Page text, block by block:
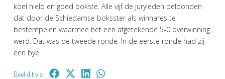
koel hield en goed bokste. Alle vijf de juryleden beloonden
dat door de Schiedamse boksster als winnares te
bestempelen waarmee het een afgetekende 5-0 overwinning
werd. Dat was de tweede ronde. In de eerste ronde had zij
een bye.
Deel dit via: